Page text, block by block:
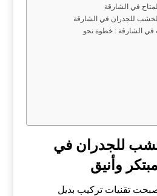
في الشارقة
الخشب للجدران في الشارقة
الشارقة : خطوة نحو
للجدران في
وأنيق
تقنيات تركيب بديل